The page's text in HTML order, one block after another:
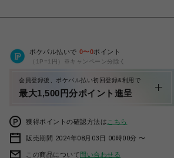
ポケパル払いで 0〜0ポイント
（1P=1円）※キャンペーン分除く
会員登録後、ポケパル払い初回登録&利用で
最大1,500円分ポイント進呈
獲得ポイントの確認方法は こちら
販売期間 2024年08月03日 00時00分 〜
この商品について問い合わせる